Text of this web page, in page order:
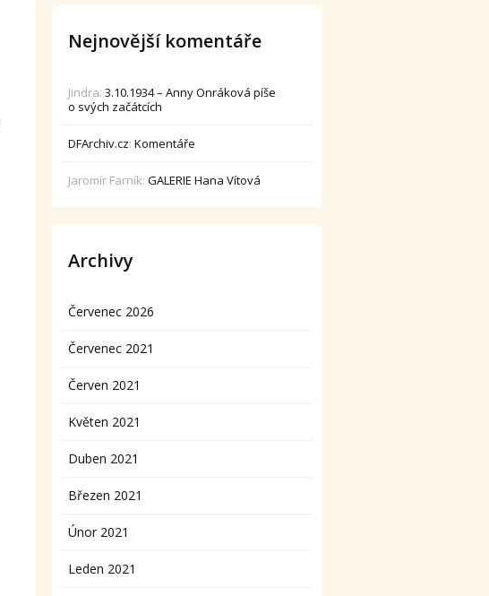
Nejnovější komentáře
Jindra:3.10.1934 – Anny Onráková píše
o svých začátcích
DFArchiv.cz:Komentáře
Jaromír Farník:GALERIE Hana Vítová
Archivy
Červenec 2026
Červenec 2021
Červen 2021
Květen 2021
Duben 2021
Březen 2021
Únor 2021
Leden 2021